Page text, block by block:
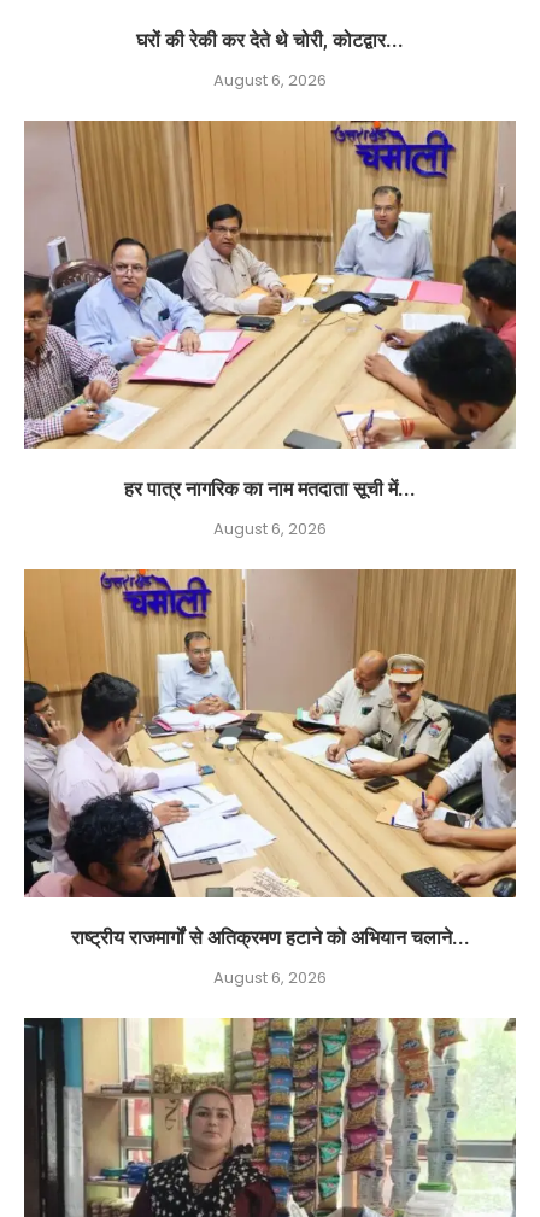
घरों की रेकी कर देते थे चोरी, कोटद्वार...
August 6, 2026
हर पात्र नागरिक का नाम मतदाता सूची में...
August 6, 2026
राष्ट्रीय राजमार्गों से अतिक्रमण हटाने को अभियान चलाने...
August 6, 2026